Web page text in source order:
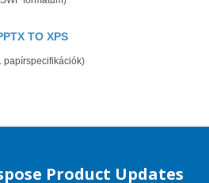
TO XPS
papírspecifikációk)
Product Updates